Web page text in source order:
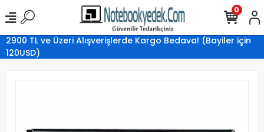
2900 TL ve Üzeri Alışverişlerde Kargo Bedava! (Bayiler için
120USD)
0